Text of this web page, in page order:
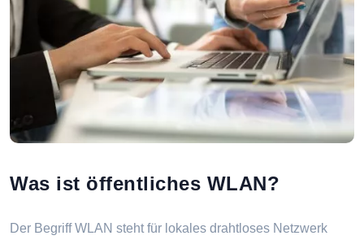
Was ist öffentliches WLAN?
Der Begriff WLAN steht für lokales drahtloses Netzwerk